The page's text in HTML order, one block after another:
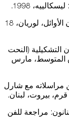
1998.
حكيم، فيكتور، بانوراما الرسم اللبناني. المعلمون الأوائل، لوريان، 18
التشكيلية (النحت
المتوسط، مارس
مراسلاته مع شارل
مراجعة للفن